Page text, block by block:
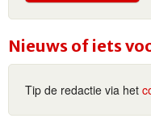
Nieuws of iets
Tip de redactie via het